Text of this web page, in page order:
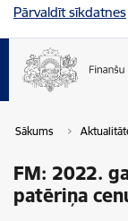
Pārvaldīt sīkdatnes
Sākums
FM: 2022.
patēriņa